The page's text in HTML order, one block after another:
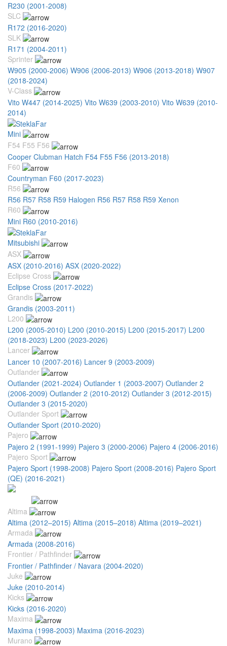
R230 (2001-2008)
SLC
R172 (2016-2020)
SLK
R171 (2004-2011)
Sprinter
W905 (2000-2006) W906 (2006-2013) W906 (2013-2018) W907
(2018-2024)
V-Class
Vito W447 (2014-2025) Vito W639 (2003-2010) Vito W639 (2010-
2014)
Mini
F54 F55 F56
Cooper Clubman Hatch F54 F55 F56 (2013-2018)
F60
Countryman F60 (2017-2023)
R56
R56 R57 R58 R59 Halogen R56 R57 R58 R59 Xenon
R60
Mini R60 (2010-2016)
Mitsubishi
ASX
ASX (2010-2016) ASX (2020-2022)
Eclipse Cross
Eclipse Cross (2017-2022)
Grandis
Grandis (2003-2011)
L200
L200 (2005-2010) L200 (2010-2015) L200 (2015-2017) L200
(2018-2023) L200 (2023-2026)
Lancer
Lancer 10 (2007-2016) Lancer 9 (2003-2009)
Outlander
Outlander (2021-2024) Outlander 1 (2003-2007) Outlander 2
(2006-2009) Outlander 2 (2010-2012) Outlander 3 (2012-2015)
Outlander 3 (2015-2020)
Outlander Sport
Outlander Sport (2010-2020)
Pajero
Pajero 2 (1991-1999) Pajero 3 (2000-2006) Pajero 4 (2006-2016)
Pajero Sport
Pajero Sport (1998-2008) Pajero Sport (2008-2016) Pajero Sport
(QE) (2016-2021)
Altima
Altima (2012–2015) Altima (2015–2018) Altima (2019–2021)
Armada
Armada (2008-2016)
Frontier / Pathfinder
Frontier / Pathfinder / Navara (2004-2020)
Juke
Juke (2010-2014)
Kicks
Kicks (2016-2020)
Maxima
Maxima (1998-2003) Maxima (2016-2023)
Murano